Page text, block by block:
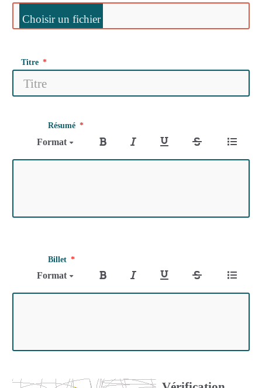
Titre
Résumé
Format
Billet
Format